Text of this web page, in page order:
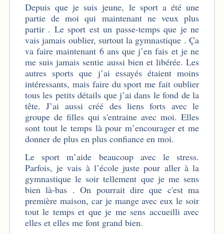
Depuis que je suis jeune, le sport a été une
partie de moi qui maintenant ne veux plus
partir . Le sport est un passe-temps que je ne
vais jamais oublier, surtout la gymnastique . Ça
va faire maintenant 6 ans que j’en fais et je ne
me suis jamais sentie aussi bien et libérée. Les
autres sports que j’ai essayés étaient moins
intéressants, mais faire du sport me fait oublier
tous les petits détails que j’ai dans le fond de la
tête. J’ai aussi créé des liens forts avec le
groupe de filles qui s'entraine avec moi. Elles
sont tout le temps là pour m’encourager et me
donner de plus en plus confiance en moi.
Le sport m’aide beaucoup avec le stress.
Parfois, je vais à l’école juste pour aller à la
gymnastique le soir tellement que je me sens
bien là-bas . On pourrait dire que c'est ma
première maison, car je mange avec eux le soir
tout le temps et que je me sens accueilli avec
elles et elles me font grand bien.